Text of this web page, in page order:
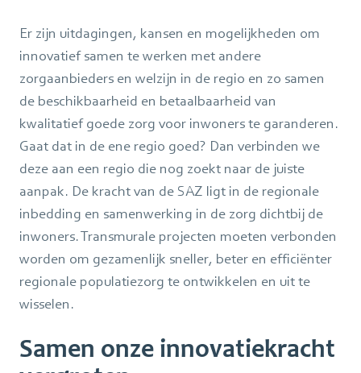
Er zijn uitdagingen, kansen en mogelijkheden om
innovatief samen te werken met andere
zorgaanbieders en welzijn in de regio en zo samen
de beschikbaarheid en betaalbaarheid van
kwalitatief goede zorg voor inwoners te garanderen.
Gaat dat in de ene regio goed? Dan verbinden we
deze aan een regio die nog zoekt naar de juiste
aanpak. De kracht van de SAZ ligt in de regionale
inbedding en samenwerking in de zorg dichtbij de
inwoners. Transmurale projecten moeten verbonden
worden om gezamenlijk sneller, beter en efficiënter
regionale populatiezorg te ontwikkelen en uit te
wisselen.
Samen onze innovatiekracht